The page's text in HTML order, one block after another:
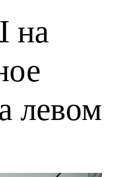
на
левом